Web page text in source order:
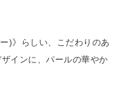
)》らしい、こだわりのあ
インに、パールの華やか